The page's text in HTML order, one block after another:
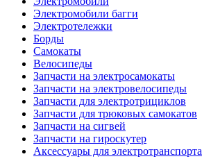
Электромобили багги
Электротележки
Борды
Самокаты
Велосипеды
Запчасти на электросамокаты
Запчасти на электровелосипеды
Запчасти для электротрициклов
Запчасти для трюковых самокатов
Запчасти на сигвей
Запчасти на гироскутер
Аксессуары для электротранспорта